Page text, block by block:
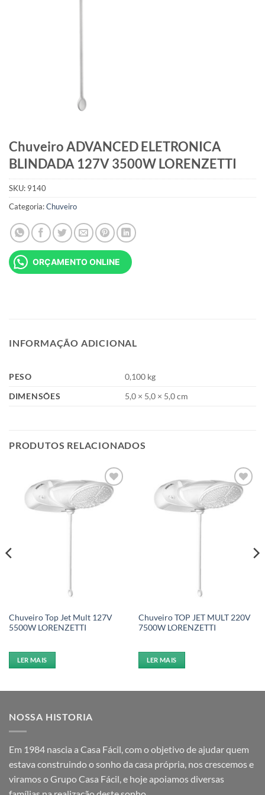
Chuveiro ADVANCED ELETRONICA
BLINDADA 127V 3500W LORENZETTI
SKU: 9140
Categoria:Chuveiro
ORÇAMENTO ONLINE
INFORMAÇÃO ADICIONAL
PESO
0,100 kg
DIMENSÕES
5,0 × 5,0 × 5,0 cm
PRODUTOS RELACIONADOS
Add to
wishlist
Chuveiro Top Jet Mult 127V
5500W LORENZETTI
LER MAIS
Add to
wishlist
Chuveiro TOP JET MULT 220V
7500W LORENZETTI
LER MAIS
NOSSA HISTORIA
Em 1984 nascia a Casa Fácil, com o objetivo de ajudar quem
estava construindo o sonho da casa própria, nos crescemos e
viramos o Grupo Casa Fácil, e hoje apoiamos diversas